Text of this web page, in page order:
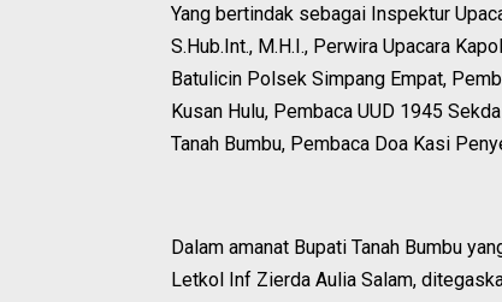
Yang bertindak sebagai Inspektur
S.Hub.Int., M.H.I., Perwira Upacara
Batulicin Polsek Simpang Empat,
Kusan Hulu, Pembaca UUD 1945
Tanah Bumbu, Pembaca Doa Kasi
Dalam amanat Bupati Tanah Bumbu
Letkol Inf Zierda Aulia Salam,